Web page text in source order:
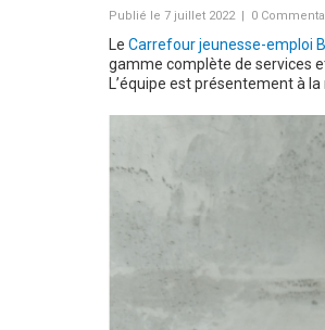
Publié le 7 juillet 2022 | 0
Le Carrefour jeunesse-emploi
gamme complète de services
L’équipe est présentement à